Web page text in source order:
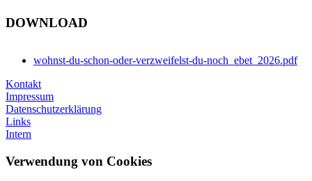
DOWNLOAD
wohnst-du-schon-oder-verzweifelst-du-noch_ebet_2026.pdf
Kontakt
Impressum
Datenschutzerklärung
Links
Intern
Verwendung von Cookies